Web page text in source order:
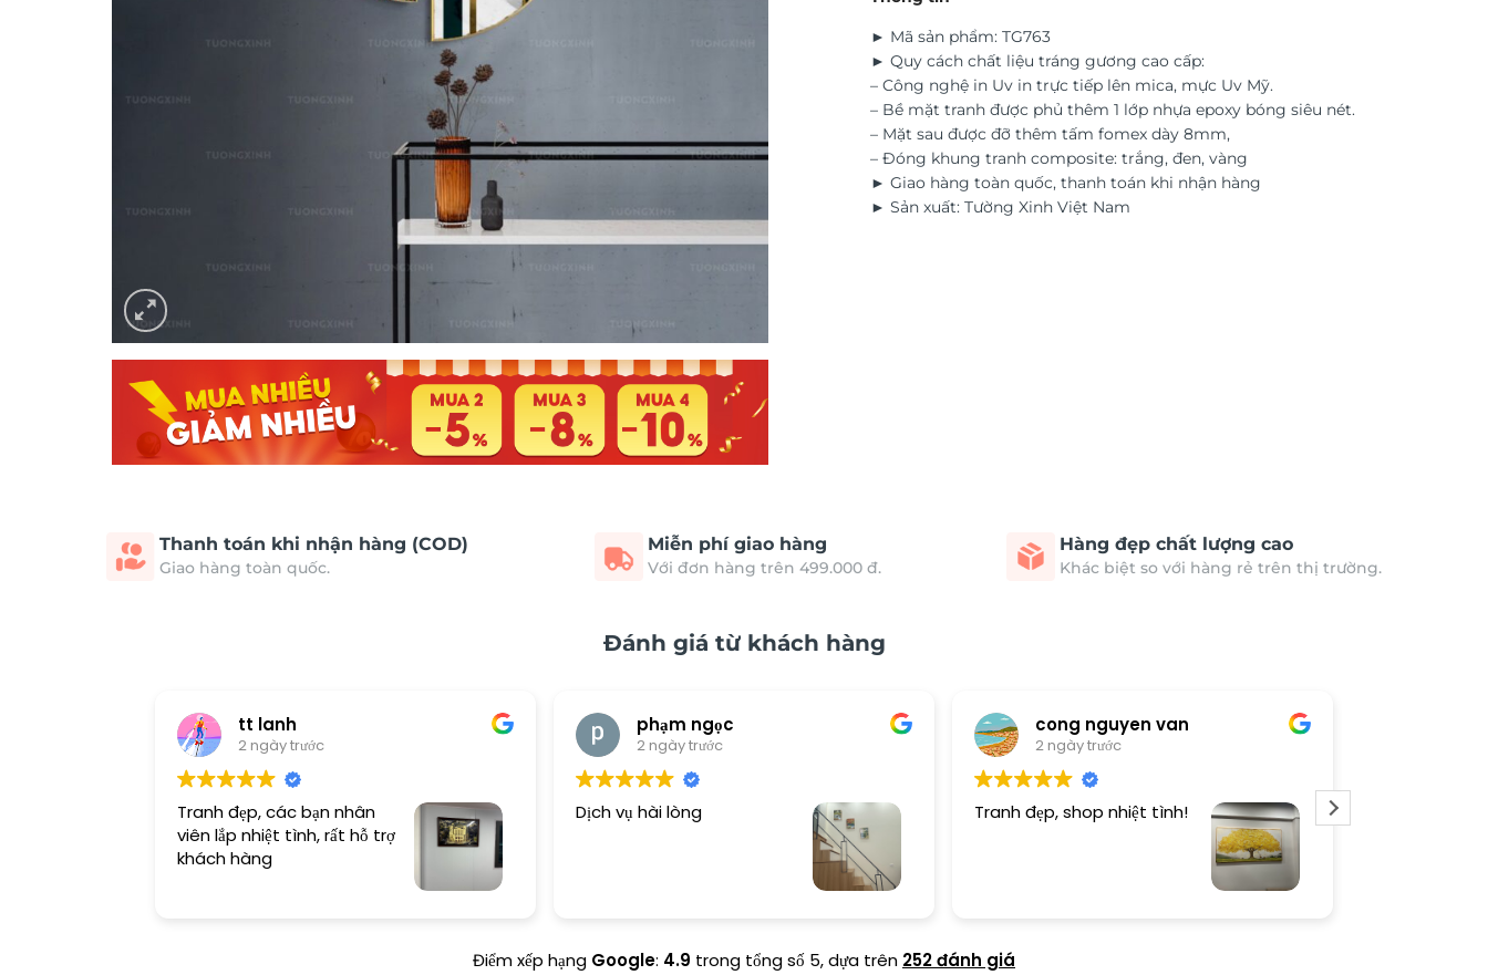
► Mã sản phẩm: TG763
► Quy cách chất liệu tráng gương cao cấp:
– Công nghệ in Uv in trực tiếp lên mica, mực Uv Mỹ.
– Bề mặt tranh được phủ thêm 1 lớp nhựa epoxy bóng siêu nét.
– Mặt sau được đỡ thêm tấm fomex dày 8mm,
– Đóng khung tranh composite: trắng, đen, vàng
► Giao hàng toàn quốc, thanh toán khi nhận hàng
► Sản xuất: Tường Xinh Việt Nam
Thanh toán khi nhận hàng (COD)
Giao hàng toàn quốc.
Miễn phí giao hàng
Với đơn hàng trên 499.000 đ.
Hàng đẹp chất lượng cao
Khác biệt so với hàng rẻ trên thị trường.
Đánh giá từ khách hàng
tt lanh
2 ngày trước
Tranh đẹp, các bạn nhân
viên lắp nhiệt tình, rất hỗ trợ
khách hàng
phạm ngọc
2 ngày trước
Dịch vụ hài lòng
cong nguyen van
2 ngày trước
Tranh đẹp, shop nhiệt tình!
Điểm xếp hạng Google: 4.9 trong tổng số 5,dựa trên 252 đánh giá